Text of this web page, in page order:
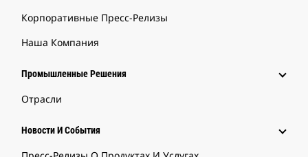
Корпоративные Пресс-Релизы
Наша Компания
Промышленные Решения
Отрасли
Новости И События